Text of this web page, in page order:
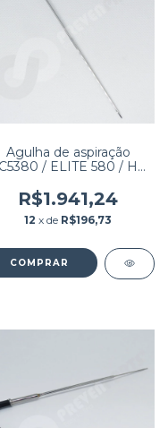
Agulha de aspiração
/ ELITE 580 / HB
AUTOMÁTICO
R$1.941,24
12 x de R$196,73